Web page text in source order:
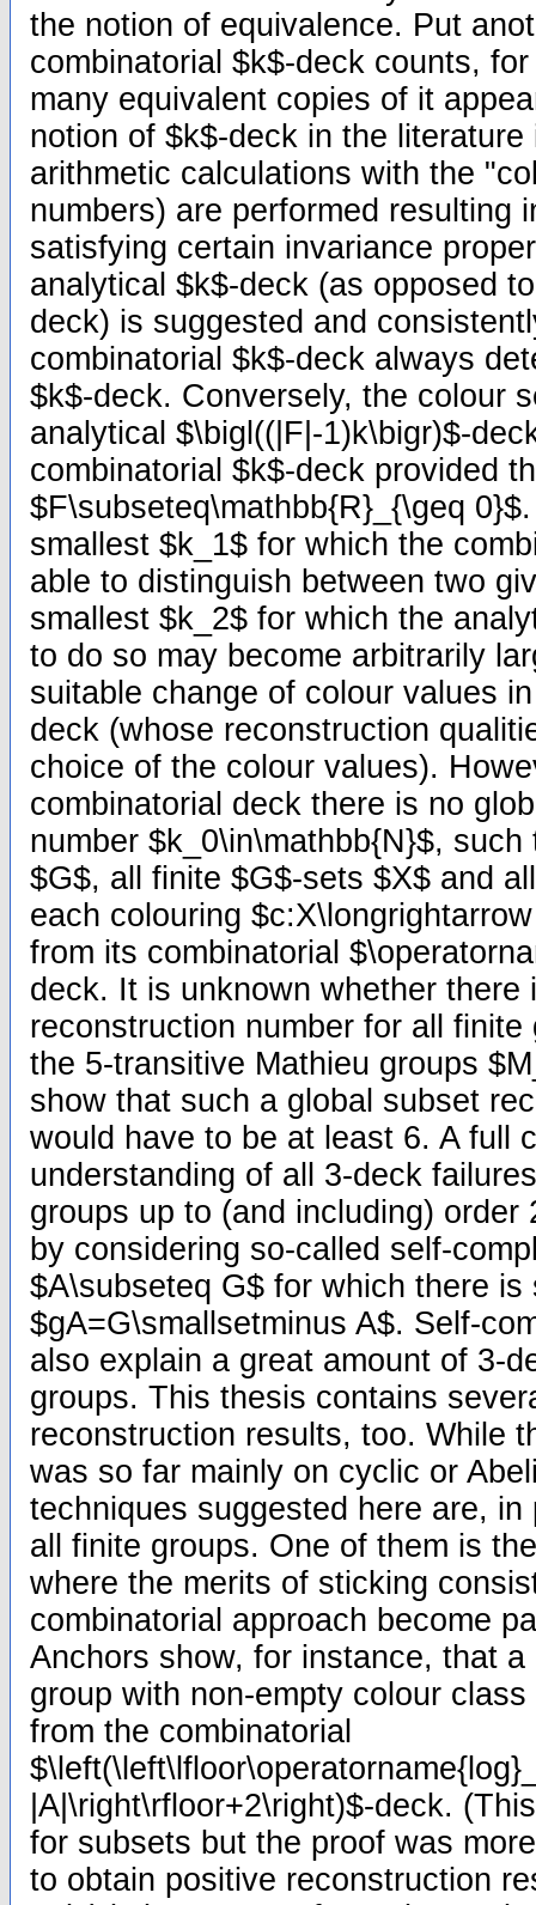
the notion of equivalence. Put
combinatorial $k$-deck counts,
many equivalent copies of it
notion of $k$-deck in the
arithmetic calculations with the
numbers) are performed resulting
satisfying certain invariance
analytical $k$-deck (as opposed
deck) is suggested and
combinatorial $k$-deck always
$k$-deck. Conversely, the colour
analytical $\bigl((|F|-1)k\bigr)$-
combinatorial $k$-deck provided
$F\subseteq\mathbb{R}_{\geq
smallest $k_1$ for which the
able to distinguish between two
smallest $k_2$ for which the
to do so may become arbitrarily
suitable change of colour values
deck (whose reconstruction
choice of the colour values).
combinatorial deck there is no
number $k_0\in\mathbb{N}$,
$G$, all finite $G$-sets $X$ and
each colouring
from its combinatorial
deck. It is unknown whether there
reconstruction number for all
the 5-transitive Mathieu groups
show that such a global subset
would have to be at least 6. A full
understanding of all 3-deck
groups up to (and including) order
by considering so-called self-
$A\subseteq G$ for which there is
$gA=G\smallsetminus A$. Self-
also explain a great amount of 3-
groups. This thesis contains
reconstruction results, too. While
was so far mainly on cyclic or
techniques suggested here are,
all finite groups. One of them is
where the merits of sticking
combinatorial approach become
Anchors show, for instance, that
group with non-empty colour
from the combinatorial
|A|\right\rfloor+2\right)$-deck.
for subsets but the proof was
to obtain positive reconstruction